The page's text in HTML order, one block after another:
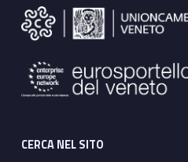
CERCA NEL SITO